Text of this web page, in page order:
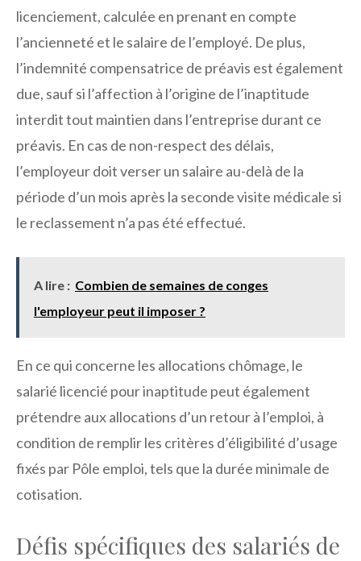
licenciement, calculée en prenant en compte
l’ancienneté et le salaire de l’employé. De plus,
l’indemnité compensatrice de préavis est également
due, sauf si l’affection à l’origine de l’inaptitude
interdit tout maintien dans l’entreprise durant ce
préavis. En cas de non-respect des délais,
l’employeur doit verser un salaire au-delà de la
période d’un mois après la seconde visite médicale si
le reclassement n’a pas été effectué.
A lire : Combien de semaines de conges
l'employeur peut il imposer ?
En ce qui concerne les allocations chômage, le
salarié licencié pour inaptitude peut également
prétendre aux allocations d’un retour à l’emploi, à
condition de remplir les critères d’éligibilité d’usage
fixés par Pôle emploi, tels que la durée minimale de
cotisation.
Défis spécifiques des salariés de